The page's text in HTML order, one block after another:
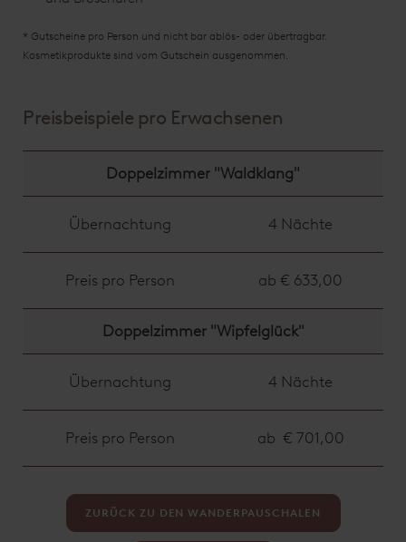
* Gutscheine pro Person und nicht bar ablös- oder übertragbar.
Kosmetikprodukte sind vom Gutschein ausgenommen.
Preisbeispiele pro Erwachsenen
Doppelzimmer "Waldklang"
Übernachtung 4 Nächte
Preis pro Person ab € 633,00
Doppelzimmer "Wipfelglück"
Übernachtung 4 Nächte
Preis pro Person ab € 701,00
ZURÜCK ZU DEN WANDERPAUSCHALEN